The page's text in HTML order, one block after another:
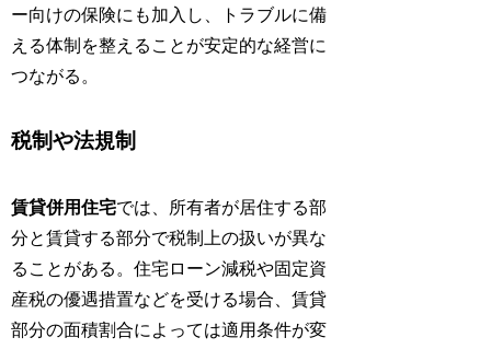
ー向けの保険にも加入し、トラブルに備
える体制を整えることが安定的な経営に
つながる。
税制や法規制
賃貸併用住宅では、所有者が居住する部
分と賃貸する部分で税制上の扱いが異な
ることがある。住宅ローン減税や固定資
産税の優遇措置などを受ける場合、賃貸
部分の面積割合によっては適用条件が変